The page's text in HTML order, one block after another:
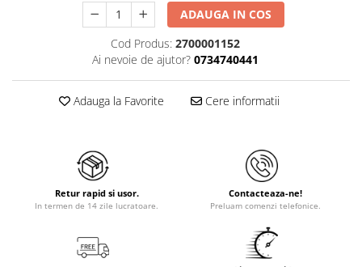
ADAUGA IN COS
Cod Produs: 2700001152
Ai nevoie de ajutor? 0734740441
Adauga la Favorite Cere informatii
Retur rapid si usor.
In termen de 14 zile lucratoare.
Contacteaza-ne!
Preluam comenzi telefonice.